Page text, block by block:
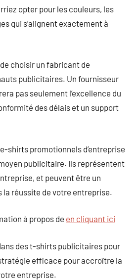
opter pour les couleurs, les
qui s’alignent exactement à
choisir un fabricant de
publicitaires. Un fournisseur
pas seulement l’excellence du
des délais et un support
shirts promotionnels d’entreprise
publicitaire. Ils représentent
et peuvent être un
la réussite de votre entreprise.
à propos de en cliquant ici
des t-shirts publicitaires pour
efficace pour accroître la
entreprise.